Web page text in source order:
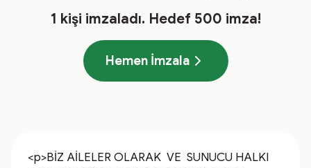
1 kişi imzaladı. Hedef 500 imza!
Hemen İmzala
<p>BİZ AİLELER OLARAK  VE  SUNUCU HALKI